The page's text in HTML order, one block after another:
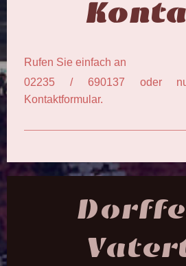
Rufen Sie einfach an
02235 / 690137 oder
Kontaktformular.